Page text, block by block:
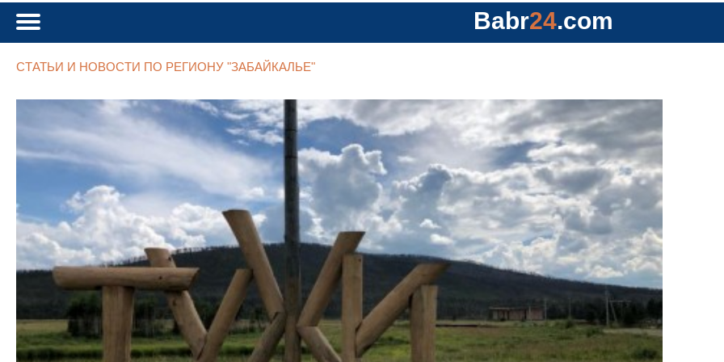
Babr24.com
СТАТЬИ И НОВОСТИ ПО РЕГИОНУ "ЗАБАЙКАЛЬЕ"